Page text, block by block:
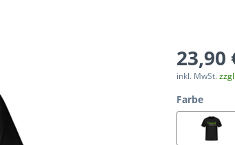
23,90
inkl. MwSt.
Farbe